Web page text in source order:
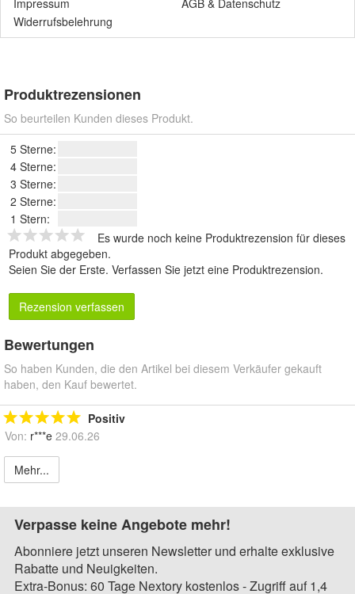
Widerrufsbelehrung
Produktrezensionen
So beurteilen Kunden dieses Produkt.
5 Sterne:
4 Sterne:
3 Sterne:
2 Sterne:
1 Stern:
Es wurde noch keine Produktrezension für dieses
Produkt abgegeben.
Seien Sie der Erste. Verfassen Sie jetzt eine Produktrezension.
Rezension verfassen
Bewertungen
So haben Kunden, die den Artikel bei diesem Verkäufer gekauft
haben, den Kauf bewertet.
Positiv
Von: r***e 29.06.26
Mehr...
Verpasse keine Angebote mehr!
Abonniere jetzt unseren Newsletter und erhalte exklusive
Rabatte und Neuigkeiten.
Extra-Bonus: 60 Tage Nextory kostenlos - Zugriff auf 1,4